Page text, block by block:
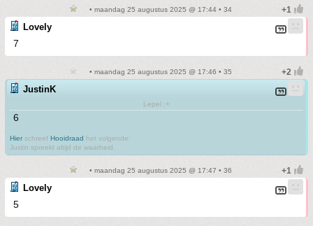
• maandag 25 augustus 2025 @ 17:44 • 34
Lovely
7
• maandag 25 augustus 2025 @ 17:46 • 35
JustinK
Lepel :+
6
Hier schreef Hooidraad het volgende:
Justin spreekt altijd de waarheid.
• maandag 25 augustus 2025 @ 17:47 • 36
Lovely
5